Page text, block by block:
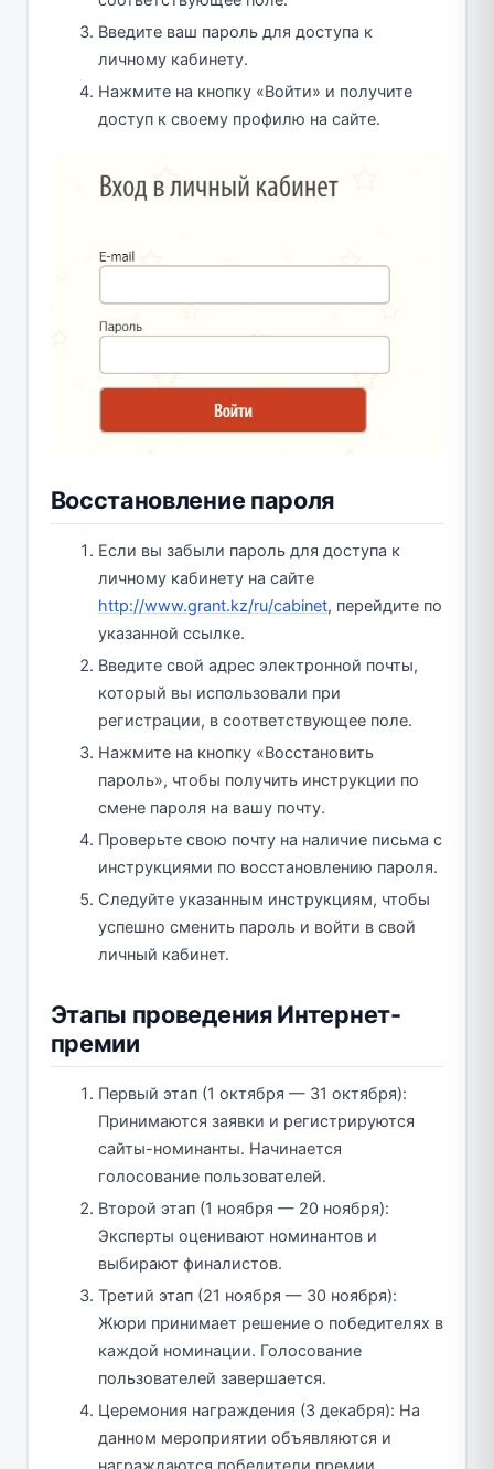
Введите ваш пароль для доступа к
личному кабинету.
Нажмите на кнопку «Войти» и получите
доступ к своему профилю на сайте.
Восстановление пароля
Если вы забыли пароль для доступа к
личному кабинету на сайте
http://www.grant.kz/ru/cabinet, перейдите по
указанной ссылке.
Введите свой адрес электронной почты,
который вы использовали при
регистрации, в соответствующее поле.
Нажмите на кнопку «Восстановить
пароль», чтобы получить инструкции по
смене пароля на вашу почту.
Проверьте свою почту на наличие письма с
инструкциями по восстановлению пароля.
Следуйте указанным инструкциям, чтобы
успешно сменить пароль и войти в свой
личный кабинет.
Этапы проведения Интернет-
премии
Первый этап (1 октября — 31 октября):
Принимаются заявки и регистрируются
сайты-номинанты. Начинается
голосование пользователей.
Второй этап (1 ноября — 20 ноября):
Эксперты оценивают номинантов и
выбирают финалистов.
Третий этап (21 ноября — 30 ноября):
Жюри принимает решение о победителях в
каждой номинации. Голосование
пользователей завершается.
Церемония награждения (3 декабря): На
данном мероприятии объявляются и